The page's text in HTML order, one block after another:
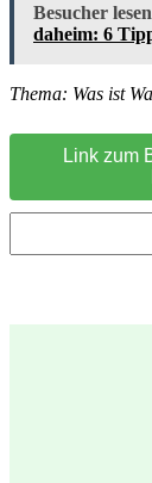
Besucher
daheim: 6
Thema: Was ist
Link zum